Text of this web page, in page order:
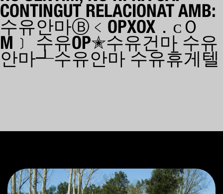
CONTINGUT RELACIONAT AMB:
수유안마Ⓑ﹤OPXOX．ᴄＯ
M﹞ 수유OP✭수유건마 수유
안마┹수유안마 수유휴게텔